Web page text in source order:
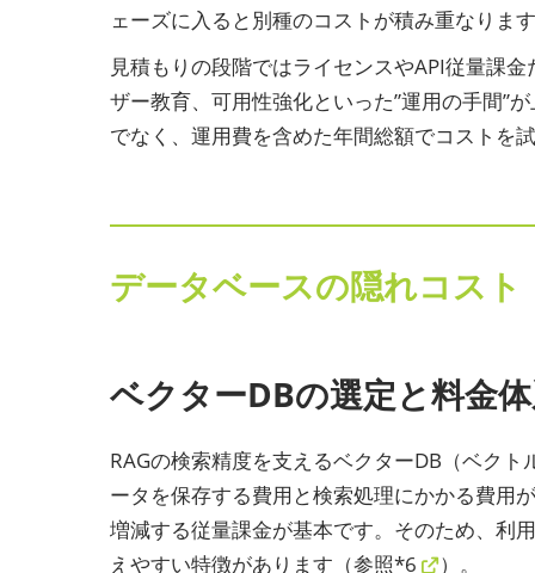
ェーズに入ると別種のコストが積み重なりま
見積もりの段階ではライセンスやAPI従量課
ザー教育、可用性強化といった”運用の手間”
でなく、運用費を含めた年間総額でコストを
データベースの隠れコスト
ベクターDBの選定と料金
RAGの検索精度を支えるベクターDB（ベク
ータを保存する費用と検索処理にかかる費用
増減する従量課金が基本です。そのため、利
えやすい特徴があります（参照*6 ）。